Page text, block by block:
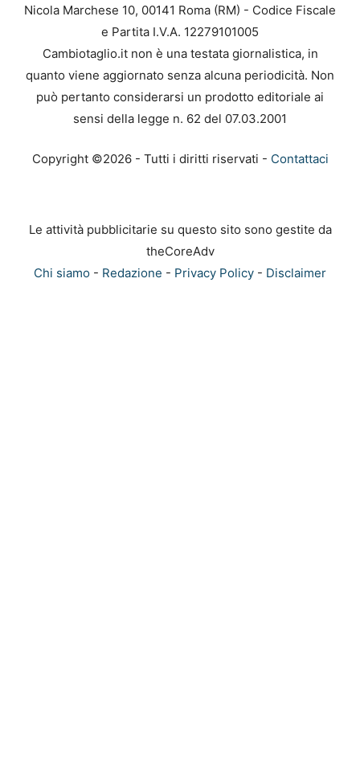
Nicola Marchese 10, 00141 Roma (RM) - Codice Fiscale
e Partita I.V.A. 12279101005
Cambiotaglio.it non è una testata giornalistica, in
quanto viene aggiornato senza alcuna periodicità. Non
può pertanto considerarsi un prodotto editoriale ai
sensi della legge n. 62 del 07.03.2001
Copyright ©2026 - Tutti i diritti riservati - Contattaci
Le attività pubblicitarie su questo sito sono gestite da
theCoreAdv
Chi siamo - Redazione - Privacy Policy - Disclaimer